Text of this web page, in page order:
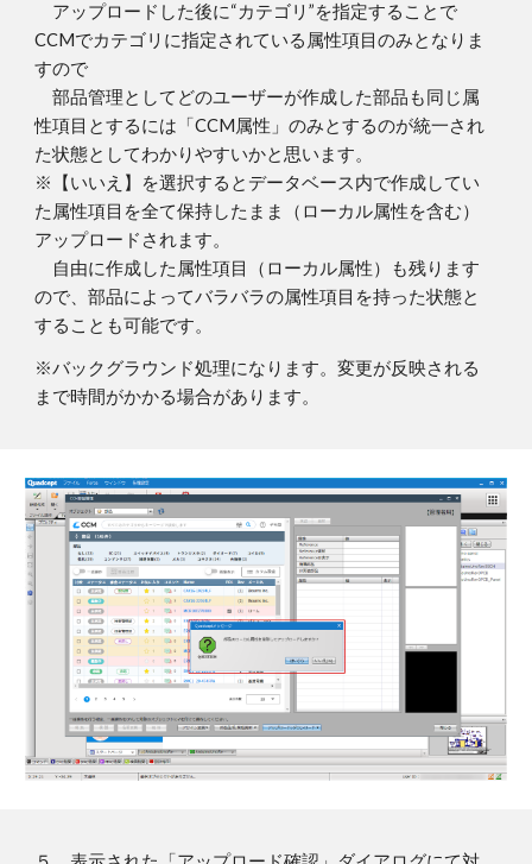
アップロードした後に“カテゴリ”を指定することで
CCMでカテゴリに指定されている属性項目のみとなりま
すので
部品管理としてどのユーザーが作成した部品も同じ属
性項目とするには「CCM属性」のみとするのが統一され
た状態としてわかりやすいかと思います。
※【いいえ】を選択するとデータベース内で作成してい
た属性項目を全て保持したまま（ローカル属性を含む）
アップロードされます。
自由に作成した属性項目（ローカル属性）も残ります
ので、部品によってバラバラの属性項目を持った状態と
することも可能です。
※バックグラウンド処理になります。変更が反映される
まで時間がかかる場合があります。